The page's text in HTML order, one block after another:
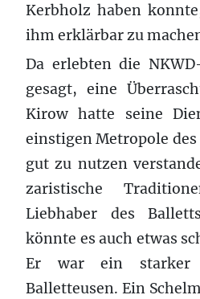
Kerbholz haben
ihm erklärbar zu
Da erlebten die
gesagt, eine
Kirow hatte seine
einstigen Metropole des
gut zu nutzen
zaristische
Liebhaber des
könnte es auch etwas
Er war ein starker
Balletteusen. Ein